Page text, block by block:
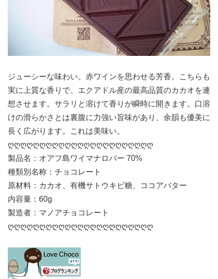
ジューシーな味わい。赤ワインを思わせる芳香。こちらも
実に上質な香りで、エクアドル産の最高品質のカカオを連
想させます。サラリと溶けて香りが瞬時に開きます。口溶
けの滑らかさとは裏腹に力強い旨味があり、余韻も優美に
長く広がります。これは美味い。
ღღღღღღღღღღღღღღღღღღღღღღღ
製品名：オアフ島ワイマナロバー 70%
種類別名称：チョコレート
原材料：カカオ、有機サトウキビ糖、ココアバター
内容量：60g
製造者：マノアチョコレート
ღღღღღღღღღღღღღღღღღღღღღღღ